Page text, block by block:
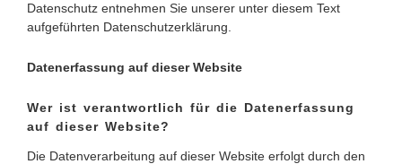
Datenschutz entnehmen Sie unserer unter diesem Text
aufgeführten Datenschutzerklärung.
Datenerfassung auf dieser Website
Wer ist verantwortlich für die Datenerfassung
auf dieser Website?
Die Datenverarbeitung auf dieser Website erfolgt durch den